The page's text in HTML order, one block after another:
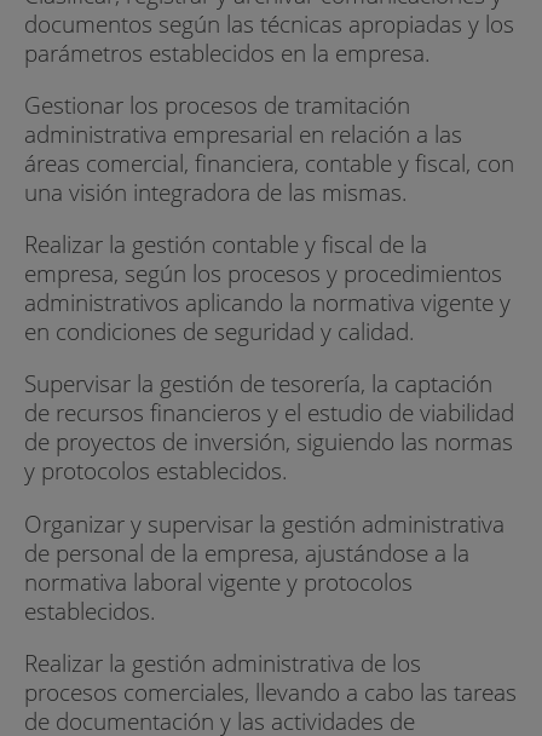
documentos según las técnicas apropiadas y los
parámetros establecidos en la empresa.
Gestionar los procesos de tramitación
administrativa empresarial en relación a las
áreas comercial, financiera, contable y fiscal, con
una visión integradora de las mismas.
Realizar la gestión contable y fiscal de la
empresa, según los procesos y procedimientos
administrativos aplicando la normativa vigente y
en condiciones de seguridad y calidad.
Supervisar la gestión de tesorería, la captación
de recursos financieros y el estudio de viabilidad
de proyectos de inversión, siguiendo las normas
y protocolos establecidos.
Organizar y supervisar la gestión administrativa
de personal de la empresa, ajustándose a la
normativa laboral vigente y protocolos
establecidos.
Realizar la gestión administrativa de los
procesos comerciales, llevando a cabo las tareas
de documentación y las actividades de